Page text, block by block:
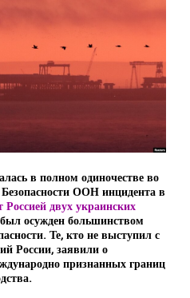
в полном одиночестве во
ООН инцидента в
Россией двух украинских
осужден большинством
Те, кто не выступил с
России, заявили о
признанных границ